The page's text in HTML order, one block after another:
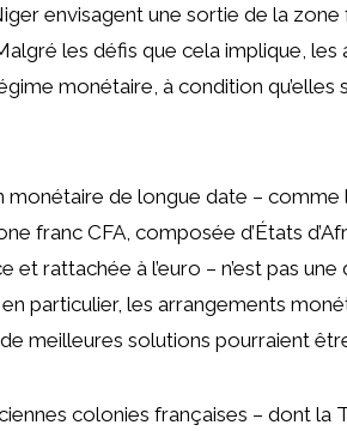
envisagent une sortie de la zone
les défis que cela implique,
monétaire, à condition qu’elles
monétaire de longue date –
franc CFA, composée d’États
et rattachée à l’euro – n’est pas
particulier, les arrangements
meilleures solutions pourraient
colonies françaises – dont la